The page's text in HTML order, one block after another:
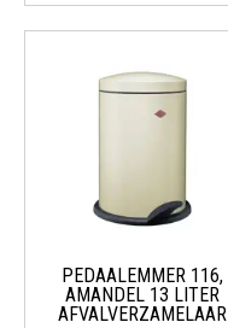
PEDAALEMMER 116,
AMANDEL 13 LITER
AFVALVERZAMELAAR